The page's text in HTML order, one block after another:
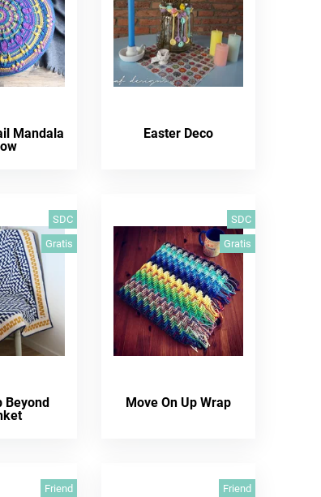
Mandala
Easter Deco
SDC
Gratis
Beyond
SDC
Gratis
Move On Up Wrap
Friend Friend